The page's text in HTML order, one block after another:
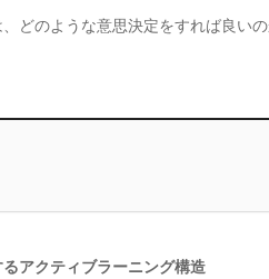
どのような意思決定をすれば良いの
アクティブラーニング構造